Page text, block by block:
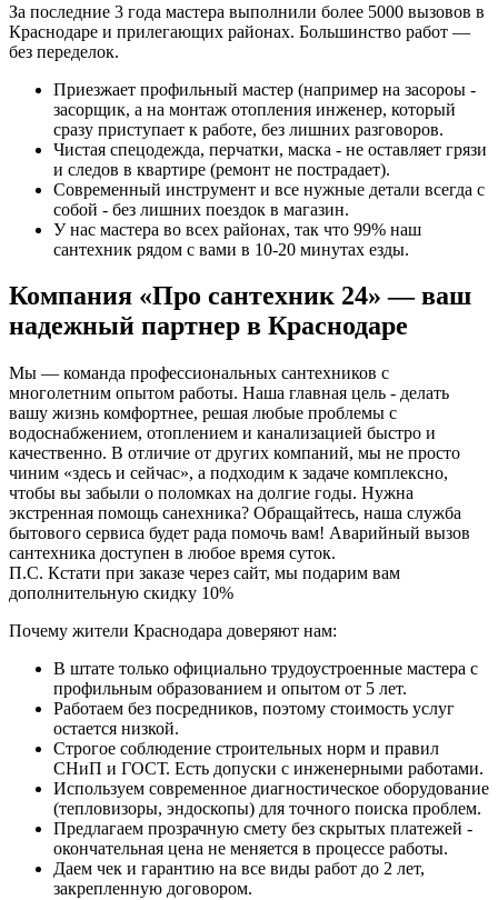
За последние 3 года мастера выполнили более 5000 вызовов в
Краснодаре и прилегающих районах. Большинство работ —
без переделок.
Приезжает профильный мастер (например на засороы -
засорщик, а на монтаж отопления инженер, который
сразу приступает к работе, без лишних разговоров.
Чистая спецодежда, перчатки, маска - не оставляет грязи
и следов в квартире (ремонт не пострадает).
Современный инструмент и все нужные детали всегда с
собой - без лишних поездок в магазин.
У нас мастера во всех районах, так что 99% наш
сантехник рядом с вами в 10-20 минутах езды.
Компания «Про сантехник 24» — ваш
надежный партнер в Краснодаре
Мы — команда профессиональных сантехников с
многолетним опытом работы. Наша главная цель - делать
вашу жизнь комфортнее, решая любые проблемы с
водоснабжением, отоплением и канализацией быстро и
качественно. В отличие от других компаний, мы не просто
чиним «здесь и сейчас», а подходим к задаче комплексно,
чтобы вы забыли о поломках на долгие годы. Нужна
экстренная помощь санехника? Обращайтесь, наша служба
бытового сервиса будет рада помочь вам! Аварийный вызов
сантехника доступен в любое время суток.
П.С. Кстати при заказе через сайт, мы подарим вам
дополнительную скидку 10%
Почему жители Краснодара доверяют нам:
В штате только официально трудоустроенные мастера с
профильным образованием и опытом от 5 лет.
Работаем без посредников, поэтому стоимость услуг
остается низкой.
Строгое соблюдение строительных норм и правил
СНиП и ГОСТ. Есть допуски с инженерными работами.
Используем современное диагностическое оборудование
(тепловизоры, эндоскопы) для точного поиска проблем.
Предлагаем прозрачную смету без скрытых платежей -
окончательная цена не меняется в процессе работы.
Даем чек и гарантию на все виды работ до 2 лет,
закрепленную договором.